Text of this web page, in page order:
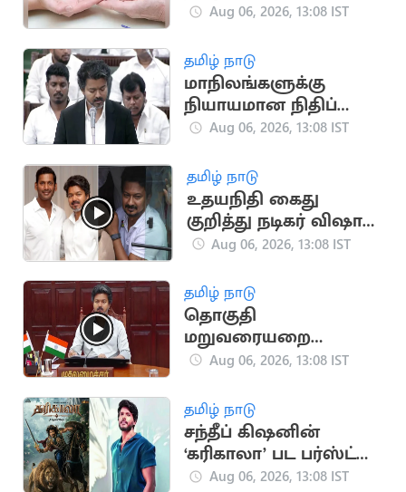
அறிகுறி அதிகரிப்பு:
Aug 06, 2026, 13:08 IST
தமிழ் நாடு
மாநிலங்களுக்கு
நியாயமான நிதிப்
பகிர்வு.. நாளை
தனித் தீர்மானம்
Aug 06, 2026, 13:08 IST
தமிழ் நாடு
உதயநிதி கைது
குறித்து நடிகர் விஷால்
கருத்து
Aug 06, 2026, 13:08 IST
தமிழ் நாடு
தொகுதி
மறுவரையறை
விவகாரம்.. அனைத்து
விஜய் அழைப்பு
Aug 06, 2026, 13:08 IST
தமிழ் நாடு
சந்தீப் கிஷனின்
‘கரிகாலா’ பட பர்ஸ்ட்
லுக் வெளியீடு
Aug 06, 2026, 13:08 IST